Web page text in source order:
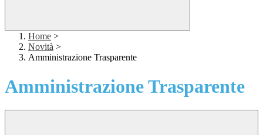
Home >
Novità >
Amministrazione Trasparente
Amministrazione Trasparente